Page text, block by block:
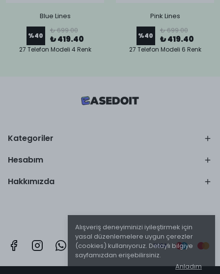
Alışveriş deneyiminizi iyileştirmek için
yasal düzenlemelere uygun çerezler
(cookies) kullanıyoruz. Detaylı bilgiye
sayfamızdan erişebilirsiniz.
Anladım
Blue Lines
%40
₺ 699.00
₺ 419.40
27 Telefon Modeli 4 Renk
Pink Lines
%40
₺ 699.00
₺ 419.40
27 Telefon Modeli 6 Renk
Kategoriler
Hesabım
Hakkımızda